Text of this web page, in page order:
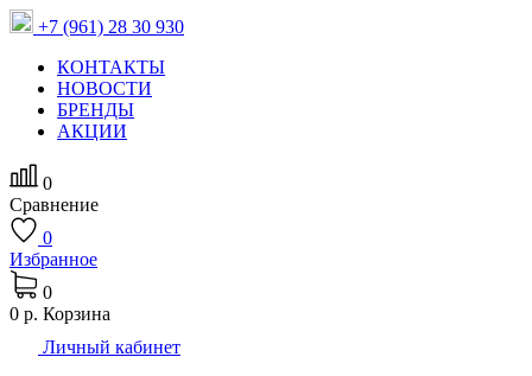
+7 (961) 28 30 930
КОНТАКТЫ
НОВОСТИ
БРЕНДЫ
АКЦИИ
0
Сравнение
0
Избранное
0
0 р. Корзина
Личный кабинет